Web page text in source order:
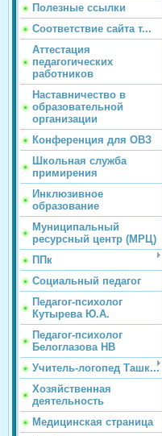
Полезные ссылки
Соответствие сайта т...
Аттестация
педагогических
работников
Наставничество в
образовательной
организации
Конференция для ОВЗ
Школьная служба
примирения
Инклюзивное
образование
Муниципальный
ресурсный центр (МРЦ)
ППк
Социальный педагог
Педагог-психолог
Кутырева Ю.А.
Педагог-психолог
Белоглазова НВ
Учитель-логопед Ташк...
Хозяйственная
деятельность
Медицинская страница